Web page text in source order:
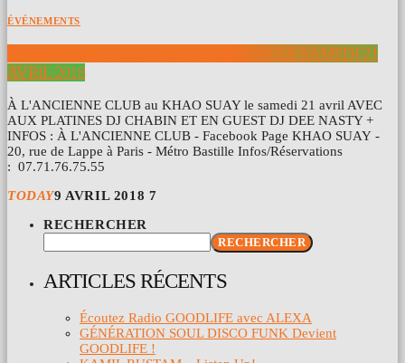
ÉVÉNEMENTS
À L’ANCIENNE CLUB AU KHAO SUAY LE SAMEDI 21
AVRIL 2018
À L'ANCIENNE CLUB au KHAO SUAY le samedi 21 avril AVEC
AUX PLATINES DJ CHABIN ET EN GUEST DJ DEE NASTY +
INFOS : À L'ANCIENNE CLUB - Facebook Page KHAO SUAY -
20, rue de Lappe à Paris - Métro Bastille Infos/Réservations
: 07.71.76.75.55
TODAY9 AVRIL 2018 7
RECHERCHER
RECHERCHER
ARTICLES RÉCENTS
Écoutez Radio GOODLIFE avec ALEXA
GÉNÉRATION SOUL DISCO FUNK Devient
GOODLIFE !